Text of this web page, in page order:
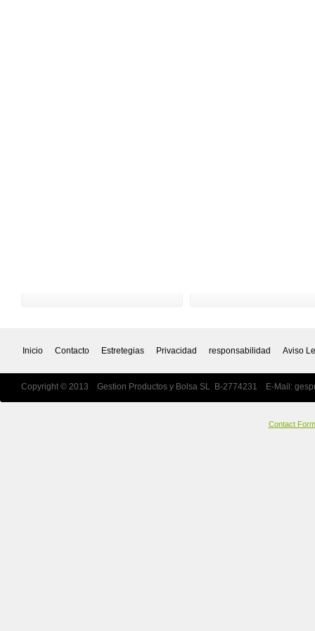
Inicio Contacto Estretegias Privacidad responsabilidad Aviso
Copyright © 2013 Gestion Productos y Bolsa SL B-2774231 E-Mail:
Contact Form